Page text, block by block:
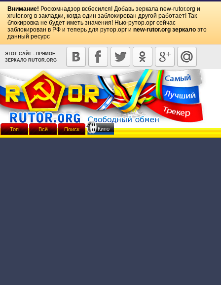
Внимание! Роскомнадзор всбесился! Добавь зеркала new-rutor.org и
xrutor.org в закладки, когда один заблокирован другой работает! Так
блокировка не будет иметь значения! Нью-рутор.орг сейчас
заблокирован в РФ и теперь для рутор.орг и new-rutor.org зеркало это
данный ресурс
ЭТОТ САЙТ - ПРЯМОЕ
ЗЕРКАЛО RUTOR.ORG